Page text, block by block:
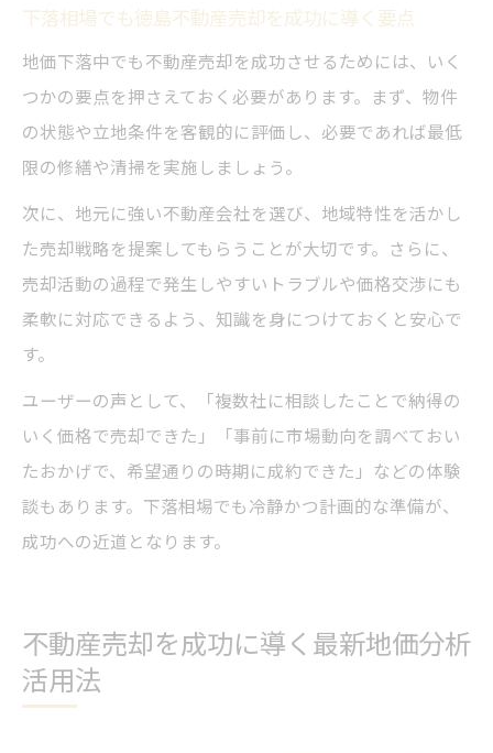
下落相場でも徳島不動産売却を成功に導く要点
地価下落中でも不動産売却を成功させるためには、いく
つかの要点を押さえておく必要があります。まず、物件
の状態や立地条件を客観的に評価し、必要であれば最低
限の修繕や清掃を実施しましょう。
次に、地元に強い不動産会社を選び、地域特性を活かし
た売却戦略を提案してもらうことが大切です。さらに、
売却活動の過程で発生しやすいトラブルや価格交渉にも
柔軟に対応できるよう、知識を身につけておくと安心で
す。
ユーザーの声として、「複数社に相談したことで納得の
いく価格で売却できた」「事前に市場動向を調べておい
たおかげで、希望通りの時期に成約できた」などの体験
談もあります。下落相場でも冷静かつ計画的な準備が、
成功への近道となります。
不動産売却を成功に導く最新地価分析
活用法